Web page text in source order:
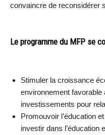
convaincre de reconsidérer
Le programme du MFP se
Stimuler la croissance
environnement
investissements pour
Promouvoir l’éducation
investir dans l’éducation